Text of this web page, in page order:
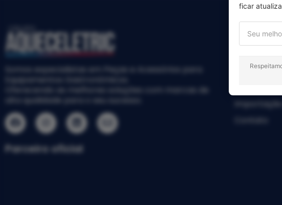
Somos especialistas em Peças e Acessórios para
Equipamentos Gastronômicos.
Oferecendo as melhores soluções com marcas de
Parceiro oficial
Menu
Produtos
ficar